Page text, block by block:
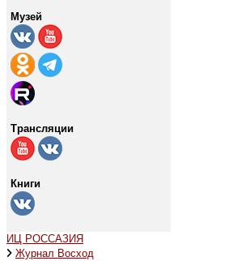
Музей
Трансляции
Книги
ИЦ РОССАЗИЯ
Журнал Восход